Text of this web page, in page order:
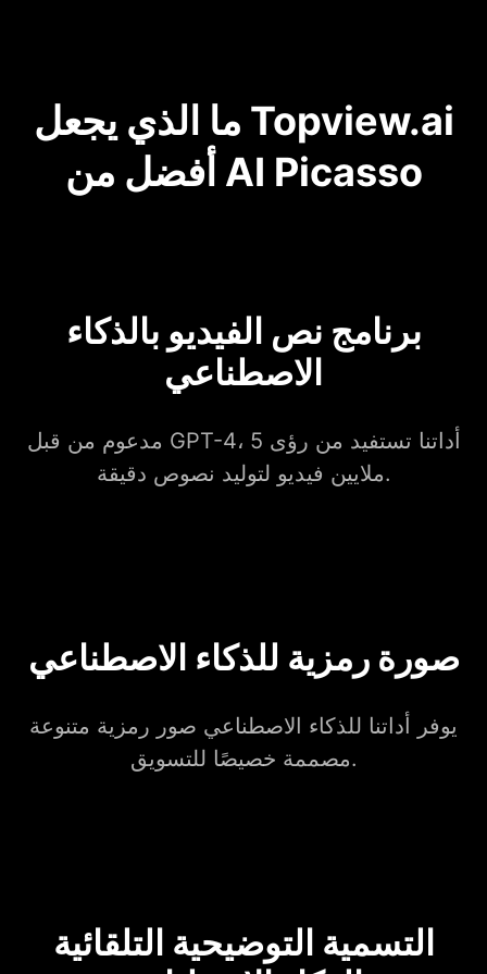
ما الذي يجعل Topview.ai
أفضل من AI Picasso
برنامج نص الفيديو بالذكاء
الاصطناعي
مدعوم من قبل GPT-4، أداتنا تستفيد من رؤى 5
ملايين فيديو لتوليد نصوص دقيقة.
صورة رمزية للذكاء الاصطناعي
يوفر أداتنا للذكاء الاصطناعي صور رمزية متنوعة
مصممة خصيصًا للتسويق.
التسمية التوضيحية التلقائية